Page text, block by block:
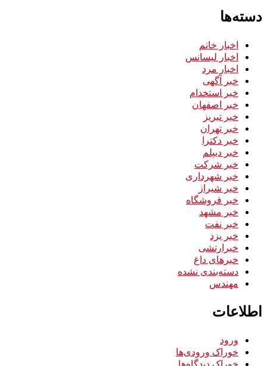
دسته‌ها
اخبار خانم
اخبار لیسانس
اخبار مرد
خبر آگهی
خبر استخدام
خبر اصفهان
خبر تبریز
خبر تهران
خبر دکترا
خبر دیپلم
خبر شرکت
خبر شهرداری
خبر شیراز
خبر فروشگاه
خبر مشهد
خبر نفت
خبر یزد
خبرارتشی
خبرهای داغ
دسته‌بندی نشده
مهندس
اطلاعات
ورود
خوراک ورودی‌ها
خوراک دیدگاه‌ها